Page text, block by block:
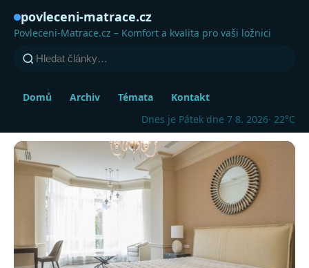
povleceni-matrace.cz
Povleceni-Matrace.cz – Komfort a kvalita pro vaši ložnici
Domů Archiv Témata
Kontakt
Dnes je Pátek dne 7 8. 2026· 22°C